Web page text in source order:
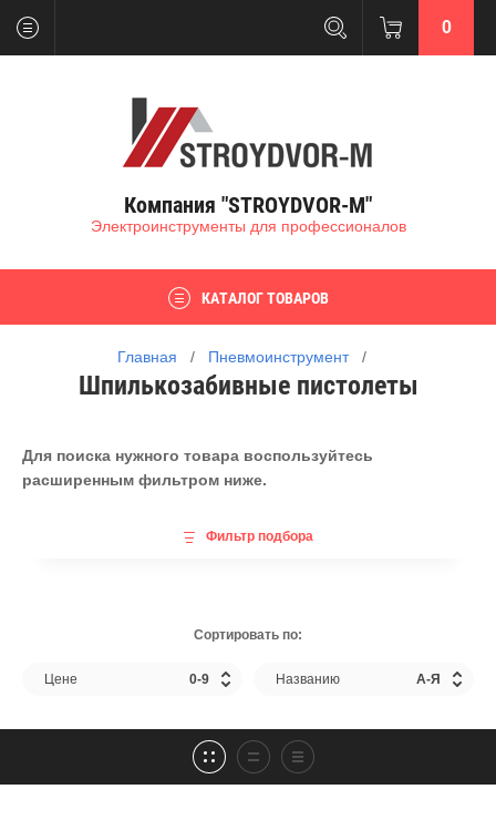
0
Компания "STROYDVOR-M"
Электроинструменты для профессионалов
КАТАЛОГ ТОВАРОВ
Главная
   /
Пневмоинструмент
   /
Шпилькозабивные пистолеты
Для поиска нужного товара воспользуйтесь
расширенным фильтром ниже.
Фильтр подбора
Сортировать по:
Цене 0-9 Названию А-Я